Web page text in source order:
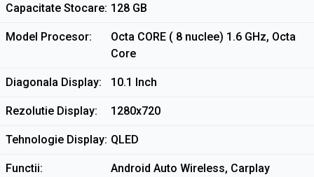
Capacitate Stocare 128 GB
Model Procesor
Octa CORE ( 8 nuclee) 1.6 GHz, Octa
Core
Diagonala Display 10.1 Inch
Rezolutie Display 1280x720
Tehnologie Display QLED
Functii
Android Auto Wireless, Carplay